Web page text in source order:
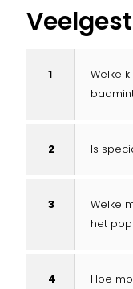
1
Welke
2 Is
3
Welke
het
4
Hoe